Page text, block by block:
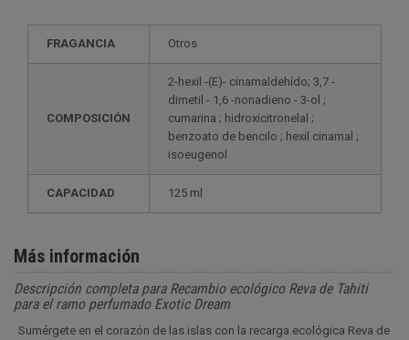
FRAGANCIA Otros
COMPOSICIÓN
2-hexil -(E)- cinamaldehído; 3,7 -
dimetil - 1,6 -nonadieno - 3-ol ;
cumarina ; hidroxicitronelal ;
benzoato de bencilo ; hexil cinamal ;
isoeugenol
CAPACIDAD 125 ml
Más información
Descripción completa para Recambio ecológico Reva de Tahiti
para el ramo perfumado Exotic Dream
Sumérgete en el corazón de las islas con la recarga ecológica Reva de